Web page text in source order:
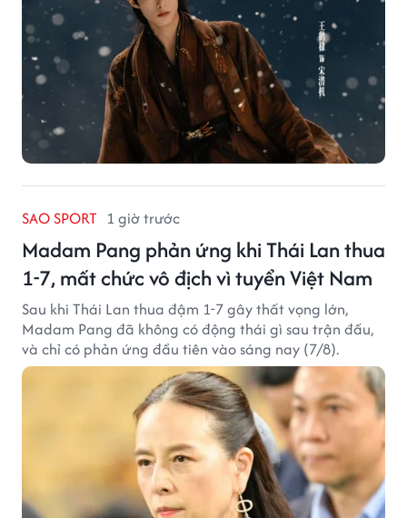
SAO SPORT 1 giờ trước
Madam Pang phản ứng khi Thái Lan thua
1-7, mất chức vô địch vì tuyển Việt Nam
Sau khi Thái Lan thua đậm 1-7 gây thất vọng lớn,
Madam Pang đã không có động thái gì sau trận đấu,
và chỉ có phản ứng đầu tiên vào sáng nay (7/8).